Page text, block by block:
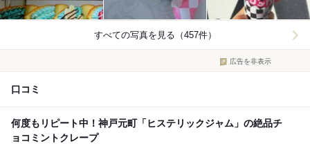
すべての写真を見る（457件）
広告を非表示
口コミ
何度もリピート中！神戸元町「ヒステリックジャム」の絶品チ
ョコミントクレープ